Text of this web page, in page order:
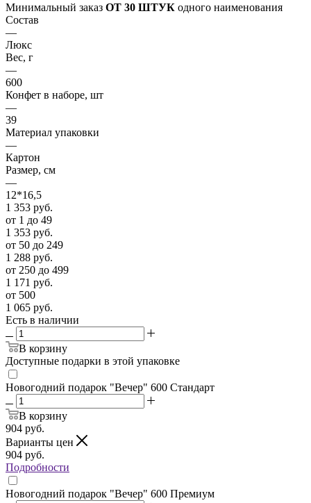
Минимальный заказ ОТ 30 ШТУК одного наименования
Состав
—
Люкс
Вес, г
—
600
Конфет в наборе, шт
—
39
Материал упаковки
—
Картон
Размер, см
—
12*16,5
1 353 руб.
от 1 до 49
1 353 руб.
от 50 до 249
1 288 руб.
от 250 до 499
1 171 руб.
от 500
1 065 руб.
Есть в наличии
В корзину
Доступные подарки в этой упаковке
Новогодний подарок "Вечер" 600 Стандарт
В корзину
904 руб.
Варианты цен
904 руб.
Подробности
Новогодний подарок "Вечер" 600 Премиум